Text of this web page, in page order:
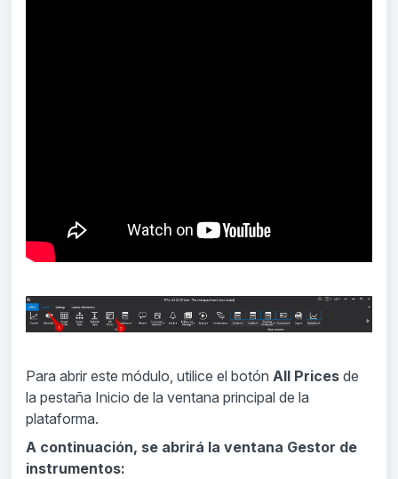
Para abrir este módulo, utilice el botón All Prices de
la pestaña Inicio de la ventana principal de la
plataforma.
A continuación, se abrirá la ventana Gestor de
instrumentos: